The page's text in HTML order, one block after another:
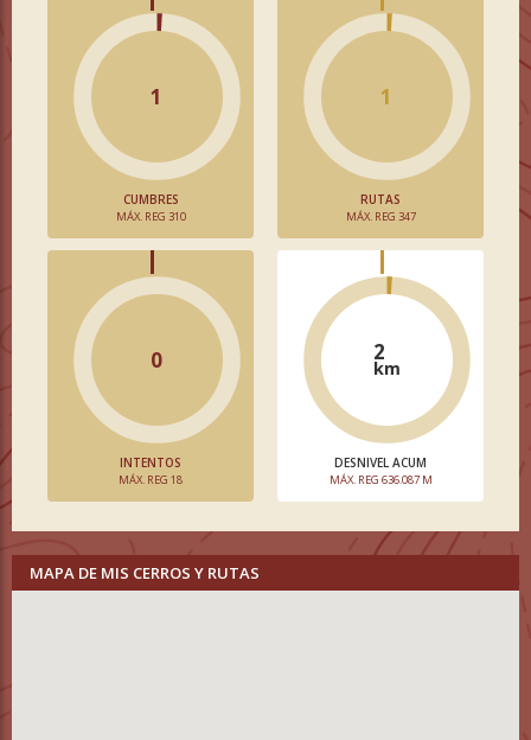
1
CUMBRES
MÁX. REG 310
1
RUTAS
MÁX. REG 347
0
INTENTOS
MÁX. REG 18
2
km
DESNIVEL ACUM
MÁX. REG 636.087 M
MAPA DE MIS CERROS Y RUTAS